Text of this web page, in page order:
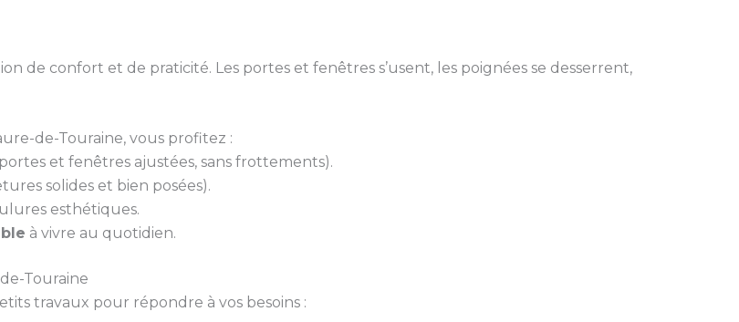
de confort et de praticité. Les portes et fenêtres s’usent, les poignées se desserrent,
de-Touraine, vous profitez :
et fenêtres ajustées, sans frottements).
solides et bien posées).
esthétiques.
à vivre au quotidien.
Touraine
travaux pour répondre à vos besoins :